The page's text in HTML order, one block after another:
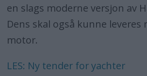
en slags moderne versjon av
Dens skal også kunne leveres
motor.
LES: Ny tender for yachter